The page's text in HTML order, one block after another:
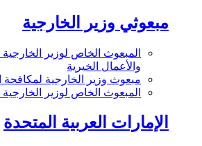
مبعوثي وزير الخارجية
المبعوث الخاص لوزير
والأعمال الخيرية
مبعوث وزير الخارجية
المبعوث الخاص لوزير
الإمارات العربية المتحدة